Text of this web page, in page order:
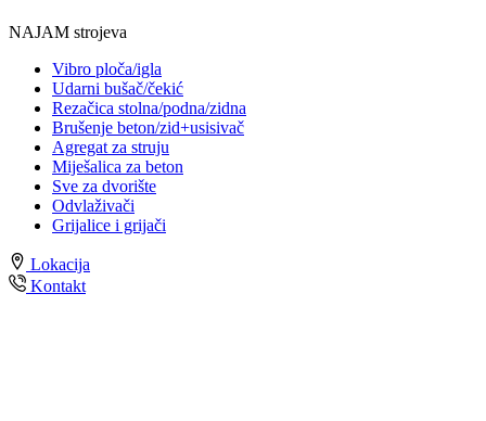
NAJAM strojeva
Vibro ploča/igla
Udarni bušač/čekić
Rezačica stolna/podna/zidna
Brušenje beton/zid+usisivač
Agregat za struju
Miješalica za beton
Sve za dvorište
Odvlaživači
Grijalice i grijači
Lokacija
Kontakt